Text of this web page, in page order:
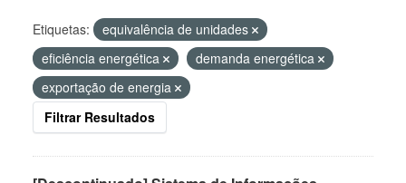
Etiquetas:
equivalência de unidades
eficiência energética
demanda energética
exportação de energia
Filtrar Resultados